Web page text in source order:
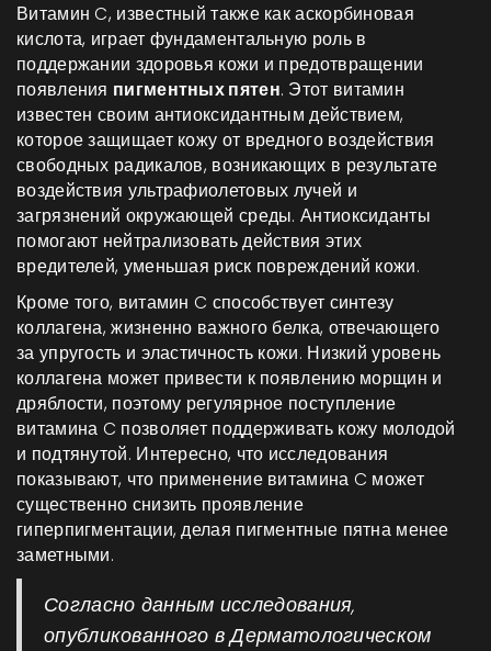
Витамин C, известный также как аскорбиновая
кислота, играет фундаментальную роль в
поддержании здоровья кожи и предотвращении
появления пигментных пятен. Этот витамин
известен своим антиоксидантным действием,
которое защищает кожу от вредного воздействия
свободных радикалов, возникающих в результате
воздействия ультрафиолетовых лучей и
загрязнений окружающей среды. Антиоксиданты
помогают нейтрализовать действия этих
вредителей, уменьшая риск повреждений кожи.
Кроме того, витамин C способствует синтезу
коллагена, жизненно важного белка, отвечающего
за упругость и эластичность кожи. Низкий уровень
коллагена может привести к появлению морщин и
дряблости, поэтому регулярное поступление
витамина C позволяет поддерживать кожу молодой
и подтянутой. Интересно, что исследования
показывают, что применение витамина C может
существенно снизить проявление
гиперпигментации, делая пигментные пятна менее
заметными.
Согласно данным исследования,
опубликованного в Дерматологическом